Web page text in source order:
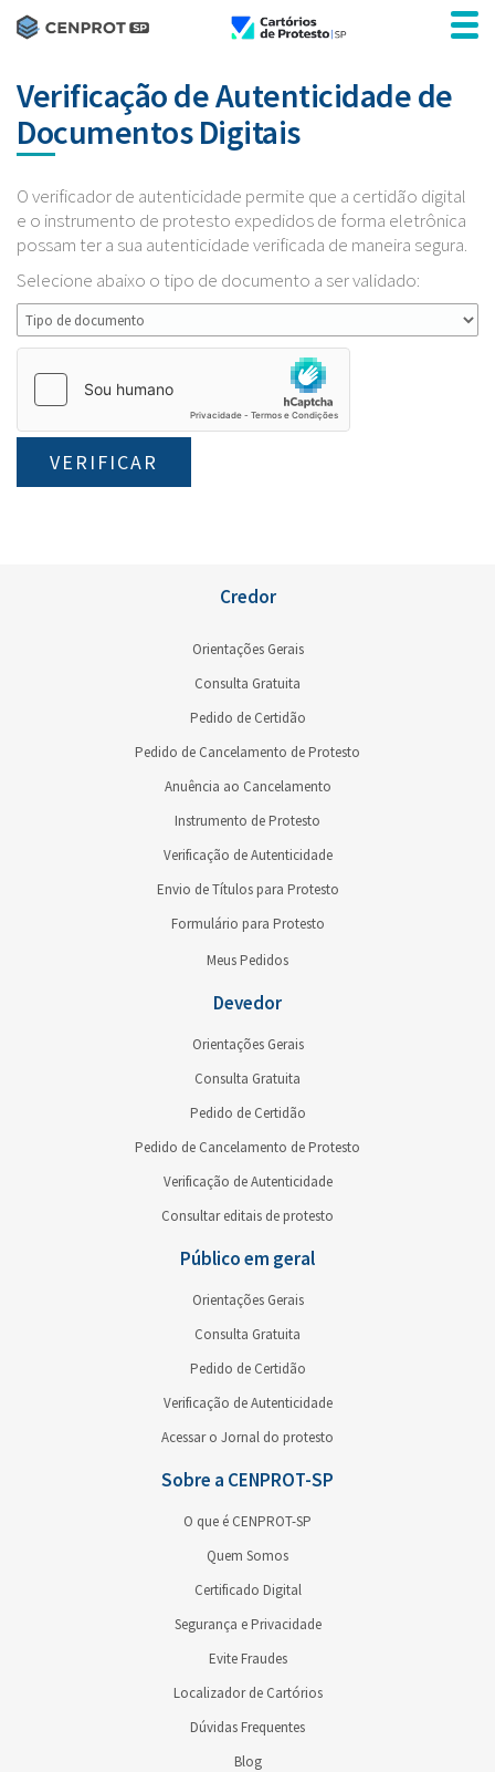
Verificação de Autenticidade de
Documentos Digitais
O verificador de autenticidade permite que a certidão digital
e o instrumento de protesto expedidos de forma eletrônica
possam ter a sua autenticidade verificada de maneira segura.
Selecione abaixo o tipo de documento a ser validado:
Credor
Orientações Gerais
Consulta Gratuita
Pedido de Certidão
Pedido de Cancelamento de Protesto
Anuência ao Cancelamento
Instrumento de Protesto
Verificação de Autenticidade
Envio de Títulos para Protesto
Formulário para Protesto
Meus Pedidos
Devedor
Orientações Gerais
Consulta Gratuita
Pedido de Certidão
Pedido de Cancelamento de Protesto
Verificação de Autenticidade
Consultar editais de protesto
Público em geral
Orientações Gerais
Consulta Gratuita
Pedido de Certidão
Verificação de Autenticidade
Acessar o Jornal do protesto
Sobre a CENPROT-SP
O que é CENPROT-SP
Quem Somos
Certificado Digital
Segurança e Privacidade
Evite Fraudes
Localizador de Cartórios
Dúvidas Frequentes
Blog